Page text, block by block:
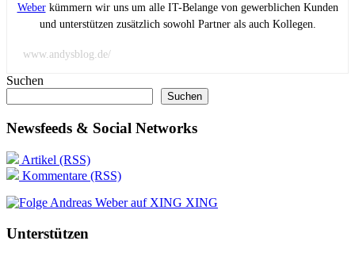
Weberkümmern wir uns um alle IT-Belange von gewerblichen Kunden
und unterstützen zusätzlich sowohl Partner als auch Kollegen.
www.andysblog.de/
Suchen
Suchen
Newsfeeds & Social Networks
Artikel (RSS)
Kommentare (RSS)
XING
Unterstützen